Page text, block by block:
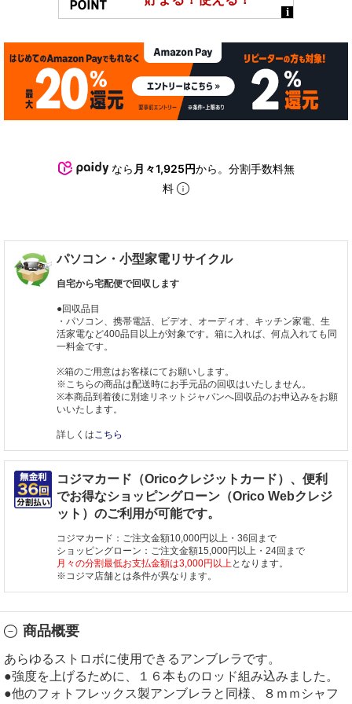
なら 月々1,925円から。分割手数料無
料
パソコン・小型家電リサイクル
自宅から宅配便で回収します
●回収品目
・パソコン、携帯電話、ビデオ、オーディオ、キッチン家電、生
活家電など400品目以上が対象です。箱に入れば、何点入れても同
一料金です。
※箱のご用意はお客様にてお願いします。
※こちらの商品は配送時にお手元品の回収はいたしません。
※本商品到着後に別途リネットジャパンへ回収品のお申込みをお願
いいたします。
詳しくはこちら
コジマカード（Oricoクレジットカード）、便利
でお得なショッピングローン（Orico Webクレジ
ット）のご利用が可能です。
コジマカード：ご注文金額10,000円以上・36回まで
ショッピングローン：ご注文金額15,000円以上・24回まで
月々の分割最低お支払金額は3,000円以上となります。
※コジマ店舗とは条件が異なります。
商品概要
あらゆるストロボに使用できるアンブレラです。
●強度を上げるために、１６本ものロッド組み込みました。
●他のフォトフレックス製アンブレラと同様、８ｍｍシャフ